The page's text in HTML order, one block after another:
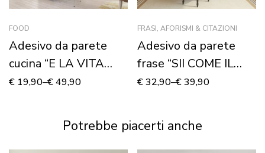
FOOD
Adesivo da parete
cucina “E LA VITA
COMINCIÒ”
€ 19,90–€49,90
FRASI, AFORISMI & CITAZIONI
Adesivo da parete
frase “SII COME IL
MARE…”
€32,90–€39,90
Potrebbe piacerti anche